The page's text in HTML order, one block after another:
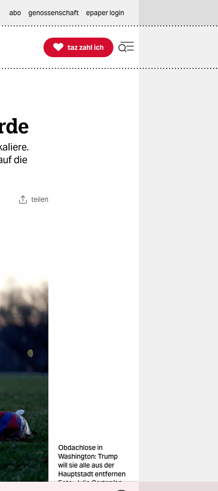
abo genossenschaft epaper login

taz zahl ich
taz zahl ich
die
teilen
Obdachlose in
Washington: Trump
will sie alle aus der
Hauptstadt entfernen
Foto: Julio Cortez/ap